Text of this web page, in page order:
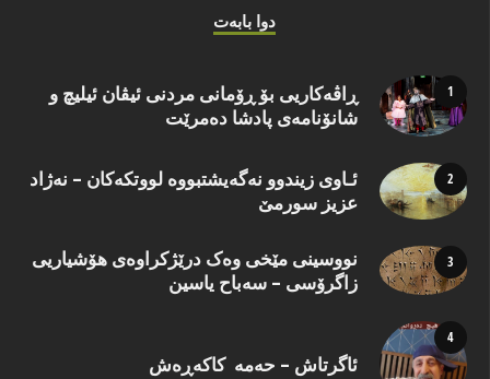
دوا بابه‌ت
ڕاڤەکاریی بۆ ڕۆمانی مردنی ئیڤان ئیلیچ و
شانۆنامەی پادشا دەمرێت
ئـاوی زیندوو نه‌گه‌یشتبووه‌ لووتكه‌كان – نه‌ژاد
عزیز سورمێ
نووسینی مێخی وەک درێژکراوەی هۆشیاریی
زاگرۆسی – سەباح یاسین
ئاگرتاش – حەمە کاکەڕەش